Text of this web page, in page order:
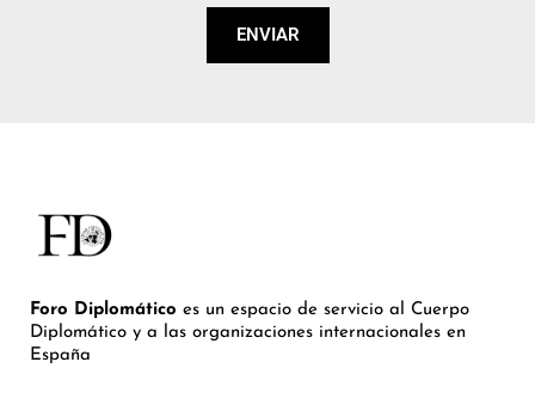
ENVIAR
Foro Diplomático es un espacio de servicio al Cuerpo
Diplomático y a las organizaciones internacionales en
España